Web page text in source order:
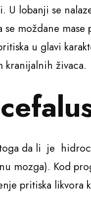
lobanji se
moždane
u glavi
kranijalnih živaca.
da li je
mozga). Kod
pritiska